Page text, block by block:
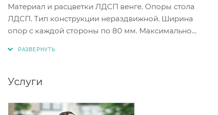
Материал и расцветки ЛДСП венге. Опоры стола
ЛДСП. Тип конструкции нераздвижной. Ширина
опор с каждой стороны по 80 мм. Максимально
Услуги